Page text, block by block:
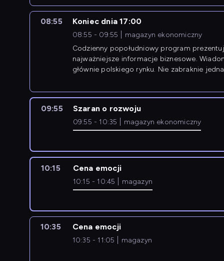
08:55 Koniec dnia 17:00
08:55 - 09:55
magazyn ekonomiczny
Codzienny popołudniowy program
najważniejsze informacje biznesowe.
głównie polskiego rynku. Nie zabraknie
09:55 Szaran o rozwoju
09:55 - 10:35 magazyn ekonomiczny
10:15 Cena emocji
10:15 - 10:45 magazyn
10:35 Cena emocji
10:35 - 11:05 magazyn